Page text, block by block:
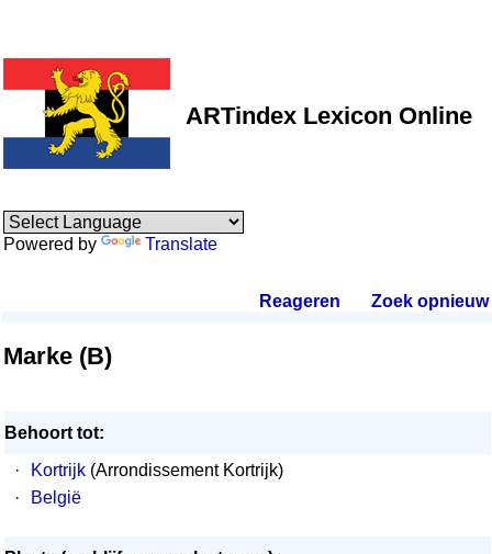
ARTindex Lexicon Online
Powered by Translate
Reageren Zoek opnieuw.
Marke (B)
Behoort tot:
·
Kortrijk (Arrondissement Kortrijk)
·
België